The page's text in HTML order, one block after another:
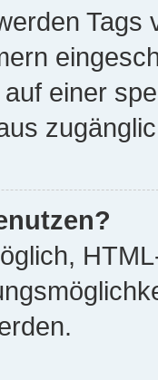
Tags
einer